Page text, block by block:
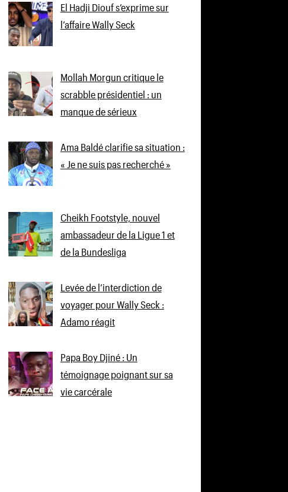
El Hadji Diouf s’exprime sur
l’affaire Wally Seck
Mollah Morgun critique le
scrabble présidentiel : un
manque de sérieux
Ama Baldé clarifie sa situation :
« Je ne suis pas recherché »
Cheikh Footstyle, nouvel
ambassadeur de la Ligue 1 et
de la Bundesliga
Levée de l’interdiction de
voyager pour Wally Seck :
Adamo réagit
Papa Boy Djiné : Un
témoignage poignant sur sa
vie carcérale